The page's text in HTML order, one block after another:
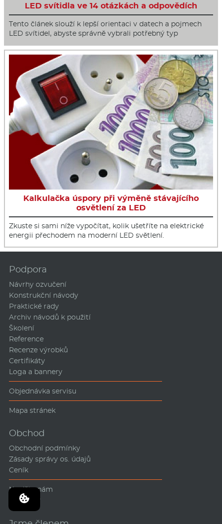
LED svítidla ve 14 otázkách a odpovědích
Tento článek slouží k lepší orientaci v datech a pojmech
LED svítidel, abyste správně vybrali potřebný typ
Kalkulačka úspory při výměně stávajícího
osvětlení za LED
Zkuste si sami níže vypočítat, kolik ušetříte na elektrické
energii přechodem na moderní LED světlení.
Podpora
Návrhy ozvučení
Konstrukční návody
Praktické rady
Archiv návodů k použití
Školení
Reference
Recenze výrobků
Certifikáty
Loga a bannery
Objednávka servisu
Mapa stránek
Obchod
Obchodní podmínky
Zásady správy os. údajů
Ceník
Napište nám
Kontakty